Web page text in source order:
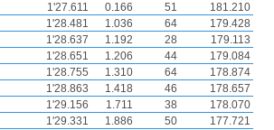
1'27.611 0.166 51
181.210
1'28.481 1.036 64
179.428
1'28.637 1.192 28
179.113
1'28.651 1.206 44
179.084
1'28.755 1.310 64
178.874
1'28.863 1.418 46
178.657
1'29.156 1.711 38
178.070
1'29.331 1.886 50
177.721